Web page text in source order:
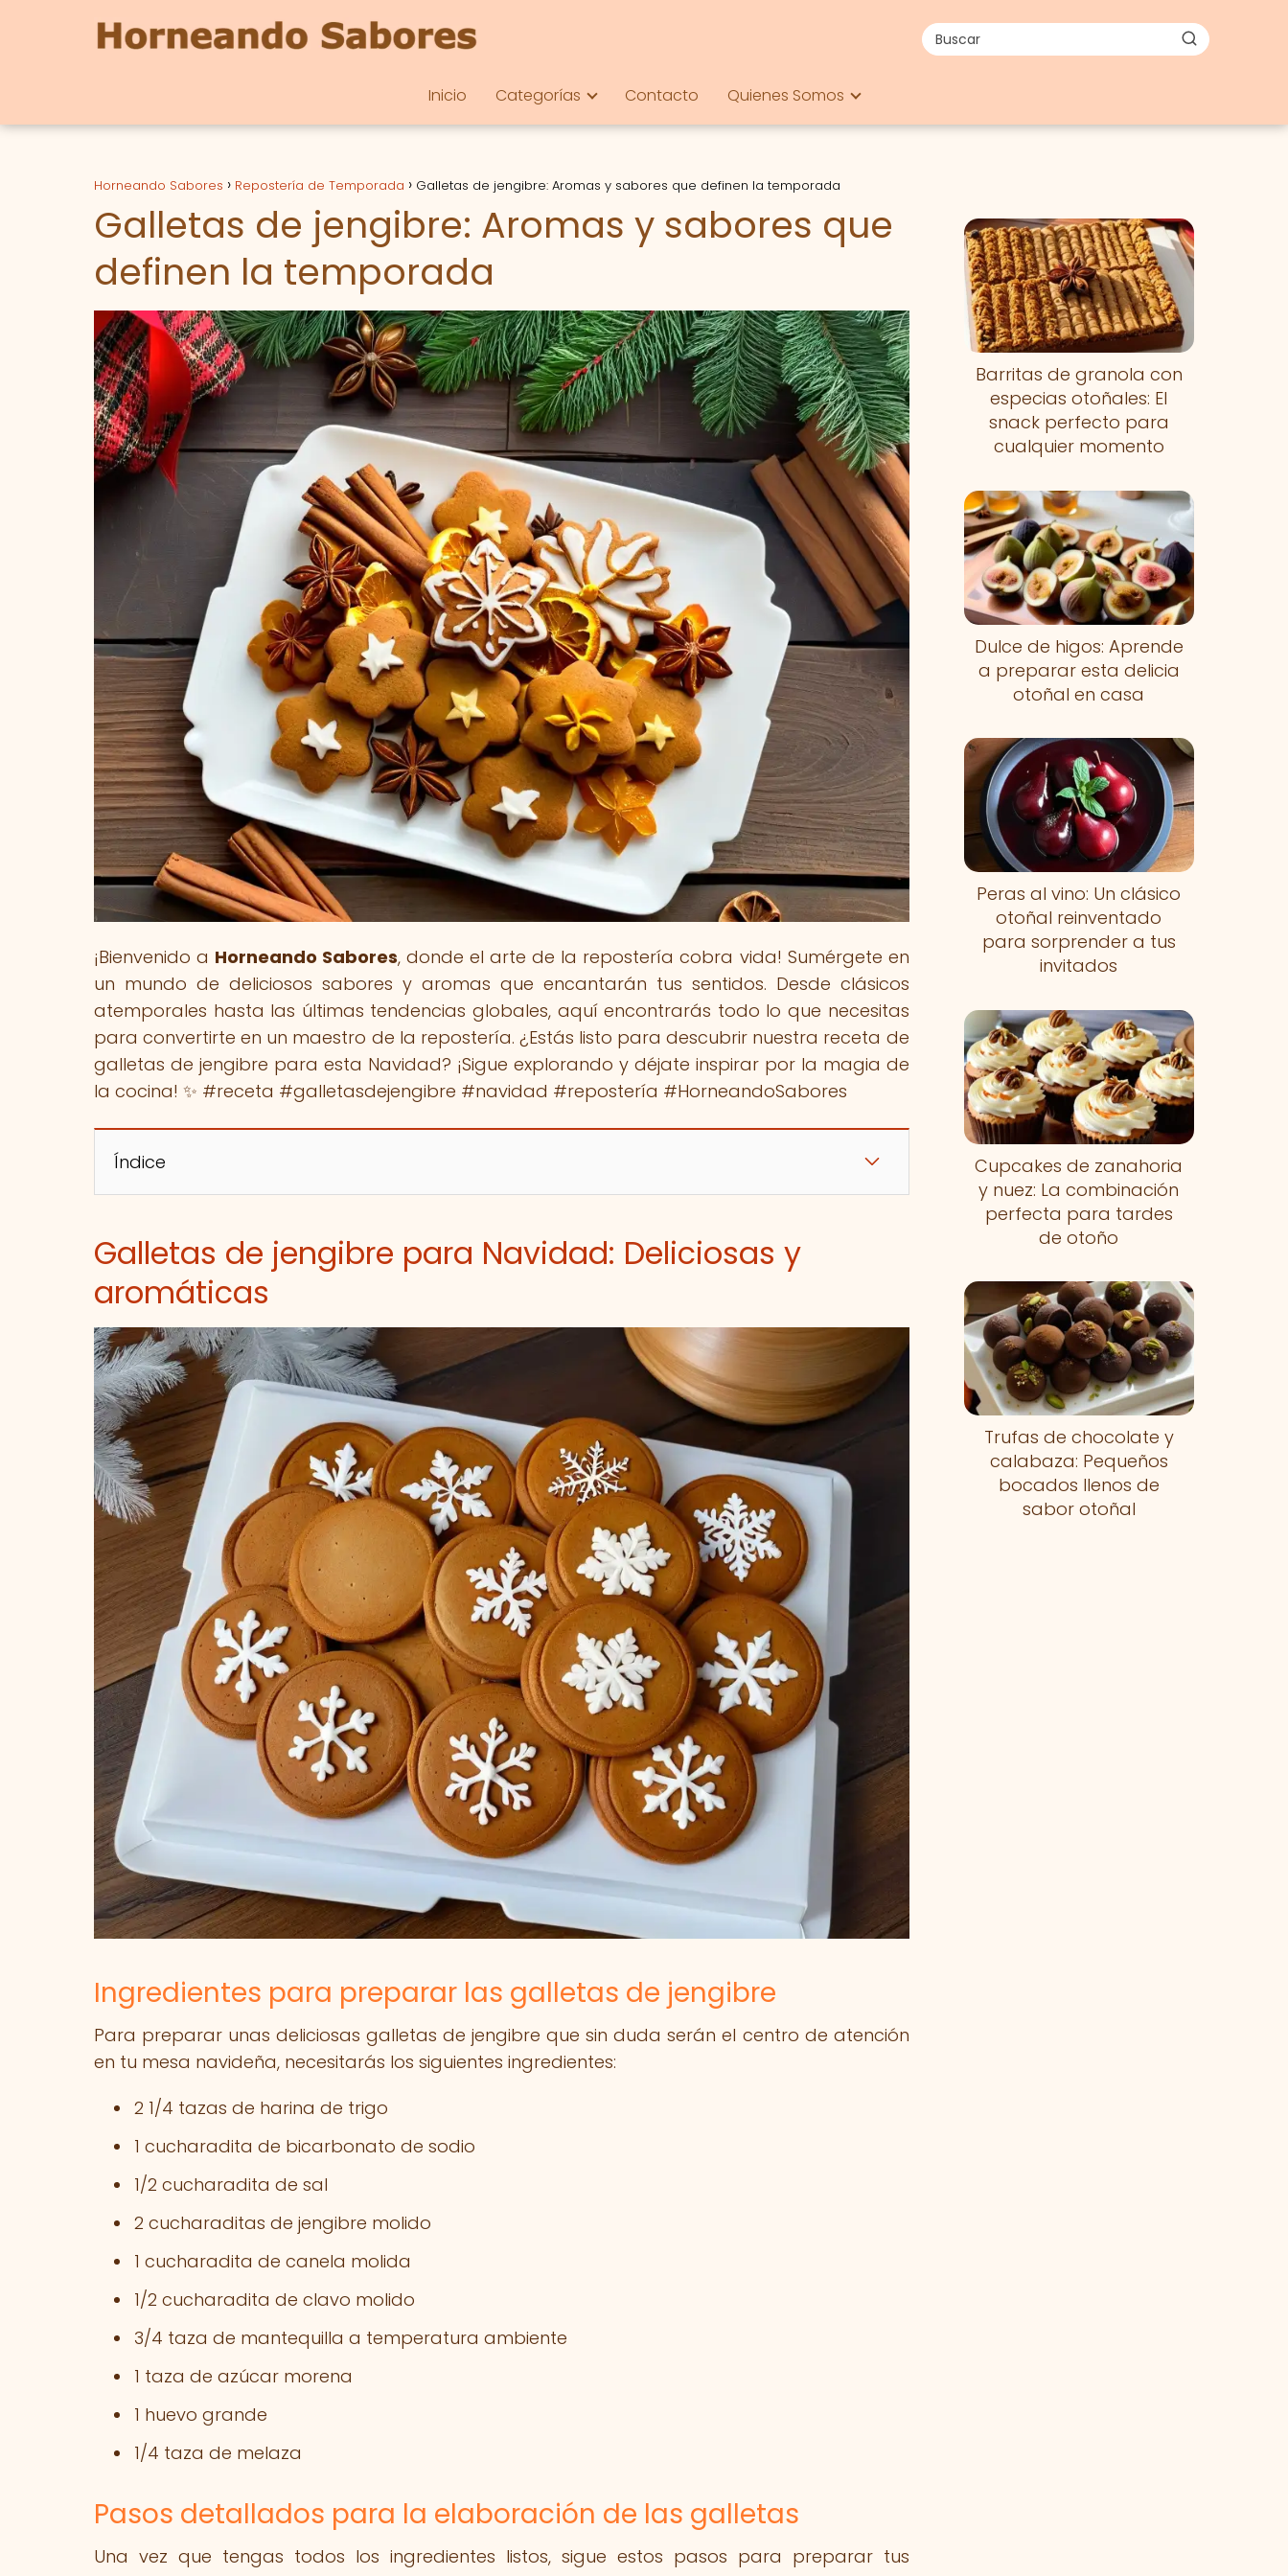
Inicio Categorías Contacto Quienes Somos
Horneando Sabores Repostería de Temporada Galletas de jengibre: Aromas y sabores que definen la temporada
Galletas de jengibre: Aromas y sabores que
definen la temporada
¡Bienvenido a Horneando Sabores, donde el arte de la repostería cobra vida! Sumérgete en
un mundo de deliciosos sabores y aromas que encantarán tus sentidos. Desde clásicos
atemporales hasta las últimas tendencias globales, aquí encontrarás todo lo que necesitas
para convertirte en un maestro de la repostería. ¿Estás listo para descubrir nuestra receta de
galletas de jengibre para esta Navidad? ¡Sigue explorando y déjate inspirar por la magia de
la cocina! ✨ #receta #galletasdejengibre #navidad #repostería #HorneandoSabores
Índice
Galletas de jengibre para Navidad: Deliciosas y
aromáticas
Ingredientes para preparar las galletas de jengibre
Para preparar unas deliciosas galletas de jengibre que sin duda serán el centro de atención
en tu mesa navideña, necesitarás los siguientes ingredientes:
2 1/4 tazas de harina de trigo
1 cucharadita de bicarbonato de sodio
1/2 cucharadita de sal
2 cucharaditas de jengibre molido
1 cucharadita de canela molida
1/2 cucharadita de clavo molido
3/4 taza de mantequilla a temperatura ambiente
1 taza de azúcar morena
1 huevo grande
1/4 taza de melaza
Pasos detallados para la elaboración de las galletas
Una vez que tengas todos los ingredientes listos, sigue estos pasos para preparar tus
Barritas de granola con
especias otoñales: El
snack perfecto para
cualquier momento
Dulce de higos: Aprende
a preparar esta delicia
otoñal en casa
Peras al vino: Un clásico
otoñal reinventado
para sorprender a tus
invitados
Cupcakes de zanahoria
y nuez: La combinación
perfecta para tardes
de otoño
Trufas de chocolate y
calabaza: Pequeños
bocados llenos de
sabor otoñal